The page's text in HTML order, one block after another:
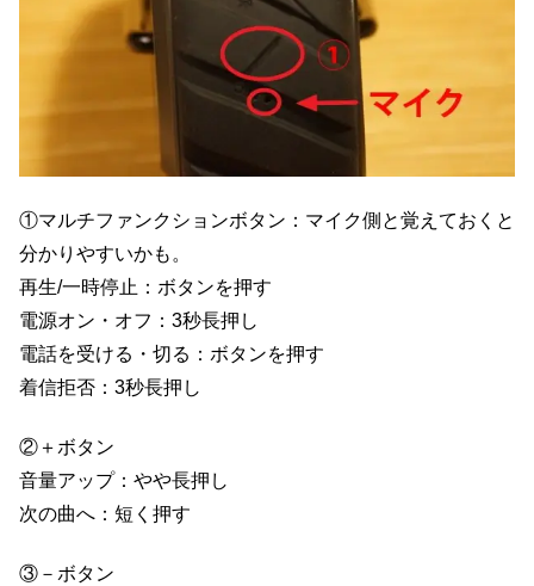
①マルチファンクションボタン：マイク側と覚えておくと
分かりやすいかも。
再生/一時停止：ボタンを押す
電源オン・オフ：3秒長押し
電話を受ける・切る：ボタンを押す
着信拒否：3秒長押し
②＋ボタン
音量アップ：やや長押し
次の曲へ：短く押す
③－ボタン